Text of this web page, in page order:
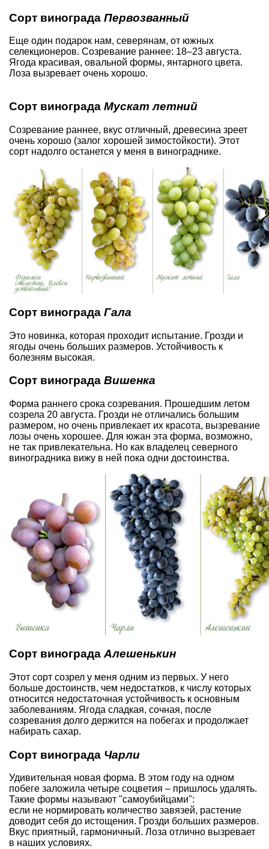
Сорт винограда Первозванный
Еще один подарок нам, северянам, от южных
селекционеров. Созревание раннее: 18–23 августа.
Ягода красивая, овальной формы, янтарного цвета.
Лоза вызревает очень хорошо.
Сорт винограда Мускат летний
Созревание раннее, вкус отличный, древесина зреет
очень хорошо (залог хорошей зимостойкости). Этот
сорт надолго останется у меня в винограднике.
Сорт винограда Гала
Это новинка, которая проходит испытание. Грозди и
ягоды очень больших размеров. Устойчивость к
болезням высокая.
Сорт винограда Вишенка
Форма раннего срока созревания. Прошедшим летом
созрела 20 августа. Грозди не отличались большим
размером, но очень привлекает их красота, вызревание
лозы очень хорошее. Для южан эта форма, возможно,
не так привлекательна. Но как владелец северного
виноградника вижу в ней пока одни достоинства.
Сорт винограда Алешенькин
Этот сорт созрел у меня одним из первых. У него
больше достоинств, чем недостатков, к числу которых
относится недостаточная устойчивость к основным
заболеваниям. Ягода сладкая, сочная, после
созревания долго держится на побегах и продолжает
набирать сахар.
Сорт винограда Чарли
Удивительная новая форма. В этом году на одном
побеге заложила четыре соцветия – пришлось удалять.
Такие формы называют "самоубийцами":
если не нормировать количество завязей, растение
доводит себя до истощения. Грозди больших размеров.
Вкус приятный, гармоничный. Лоза отлично вызревает
в наших условиях.